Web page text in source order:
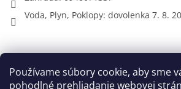
Používame súbory cookie, aby sme
pohodlné prehliadanie webovej
Voda, Plyn, Poklopy: dovolenka 7. 8.